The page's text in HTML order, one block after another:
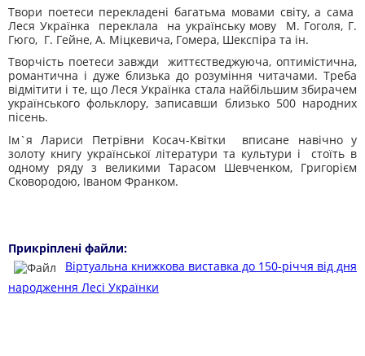
Твори поетеси перекладені багатьма мовами світу, а сама
Леся Українка переклала на українську мову М. Гоголя, Г.
Гюго, Г. Гейне, А. Міцкевича, Гомера, Шекспіра та ін.
Творчість поетеси завжди життєстведжуюча, оптимістична,
романтична і дуже близька до розуміння читачами. Треба
відмітити і те, що Леся Українка стала найбільшим збирачем
українського фольклору, записавши близько 500 народних
пісень.
Ім`я Лариси Петрівни Косач-Квітки вписане навічно у
золоту книгу української літератури та культури і стоїть в
одному ряду з великими Тарасом Шевченком, Григорієм
Сковородою, Іваном Франком.
Прикріплені файли:
Віртуальна книжкова виставка до 150-річчя від дня
народження Лесі Українки